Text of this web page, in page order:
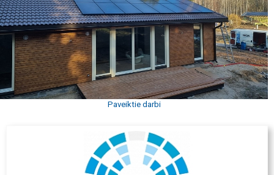
Paveiktie darbi